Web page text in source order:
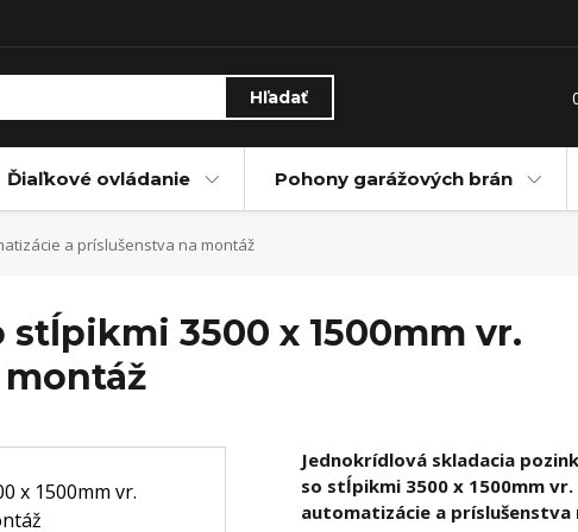
Hľadať
Ďiaľkové ovládanie Pohony garážových brán
a príslušenstva na montáž
3500 x 1500mm vr.
Jednokrídlová skladacia
so stĺpikmi 3500 x 1500mm vr.
automatizácie a príslušenstva